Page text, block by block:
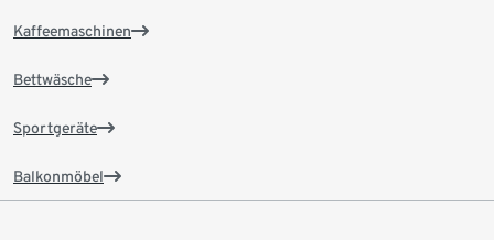
Kaffeemaschinen
Bettwäsche
Sportgeräte
Balkonmöbel